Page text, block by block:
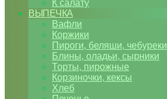
К салату
ВЫПЕЧКА
Вафли
Коржики
Пироги, беляши, чебуреки
Блины, оладьи, сырники
Торты, пирожные
Корзиночки, кексы
Хлеб